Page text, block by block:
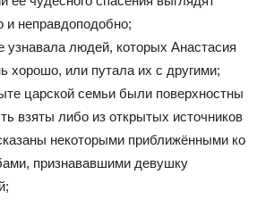
и неправдоподобно;
узнавала людей, которых Анастасия
хорошо, или путала их с другими;
царской семьи были поверхностны
взяты либо из открытых источников
некоторыми приближёнными ко
признававшими девушку